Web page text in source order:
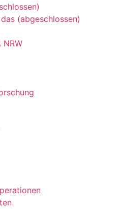
(abgeschlossen)
NRW